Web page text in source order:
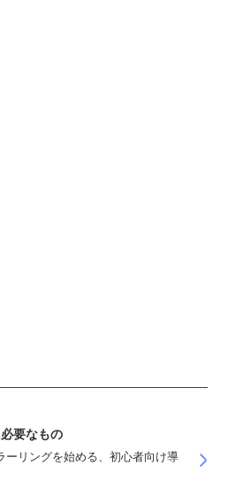
要なもの
ーリングを始める、初心者向け導